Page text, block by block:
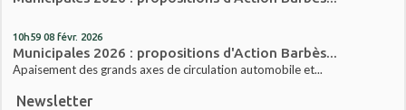
10h59 08 févr. 2026
Municipales 2026 : propositions d'Action Barbès...
Apaisement des grands axes de circulation automobile et...
Newsletter